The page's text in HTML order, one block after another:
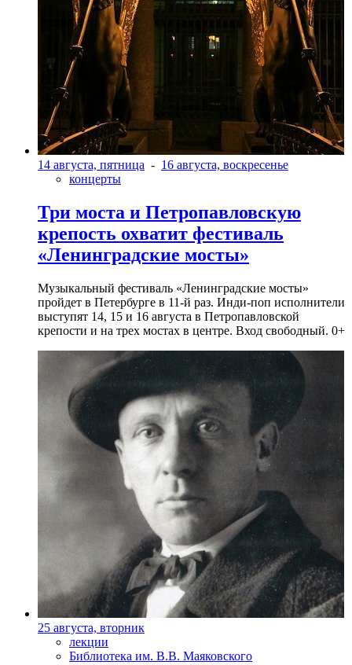
14 августа, пятница - 16 августа, воскресенье
концерты
Три моста и Петропавловскую
крепость охватит фестиваль
«Ленинградские мосты»
Музыкальный фестиваль «Ленинградские мосты»
пройдет в Петербурге в 11-й раз. Инди-поп исполнители
выступят 14, 15 и 16 августа в Петропавловской
крепости и на трех мостах в центре. Вход свободный. 0+
25 августа, вторник
лекции
Библиотека им. В.В. Маяковского